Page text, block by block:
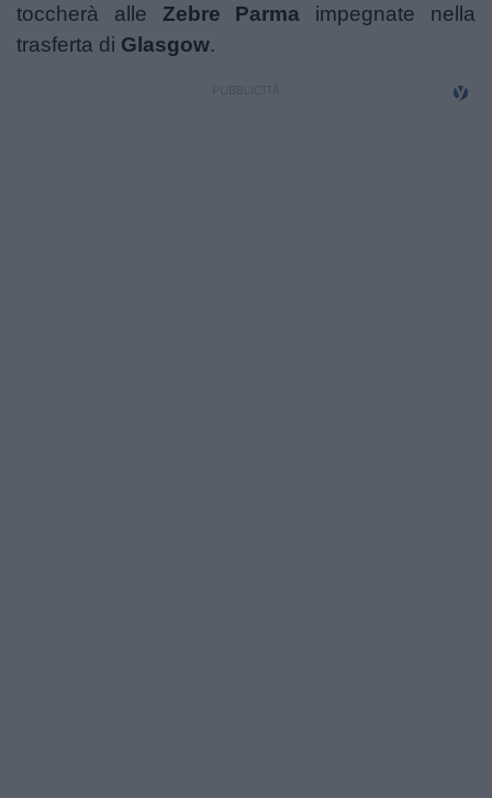
Mercato
toccherà alle Zebre Parma impegnate nella
trasferta di Glasgow.